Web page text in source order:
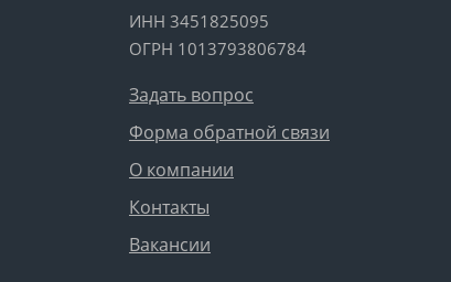
ИНН 3451825095
ОГРН 1013793806784
Задать вопрос
Форма обратной связи
О компании
Контакты
Вакансии